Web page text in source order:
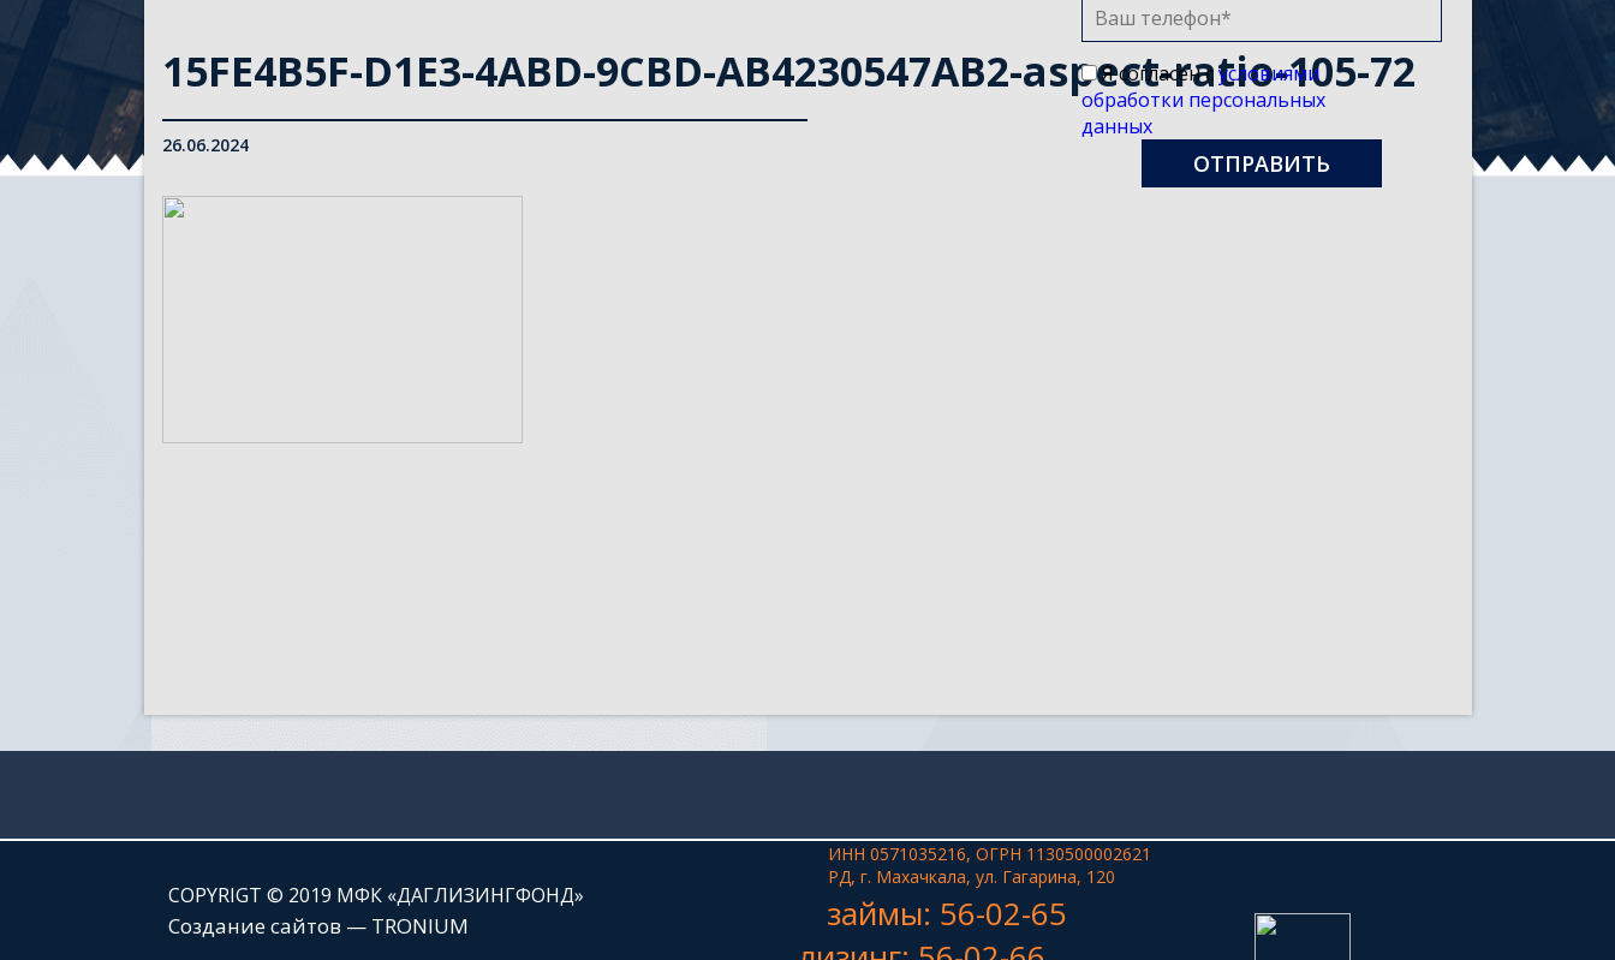
Я согласен сусловиями
обработки персональных
данных
15FE4B5F-D1E3-4ABD-9CBD-AB4230547AB2-aspect-ratio-105-72
26.06.2024
СOPYRIGT © 2019 МФК «ДАГЛИЗИНГФОНД»
Создание сайтов — TRONIUM
ИНН 0571035216, ОГРН 1130500002621
РД, г. Махачкала, ул. Гагарина, 120
займы: 56-02-65